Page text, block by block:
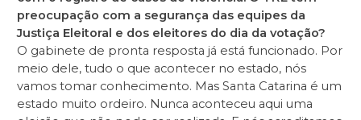
preocupação com a segurança das equipes da
Justiça Eleitoral e dos eleitores do dia da votação?
O gabinete de pronta resposta já está funcionado. Por
meio dele, tudo o que acontecer no estado, nós
vamos tomar conhecimento. Mas Santa Catarina é um
estado muito ordeiro. Nunca aconteceu aqui uma